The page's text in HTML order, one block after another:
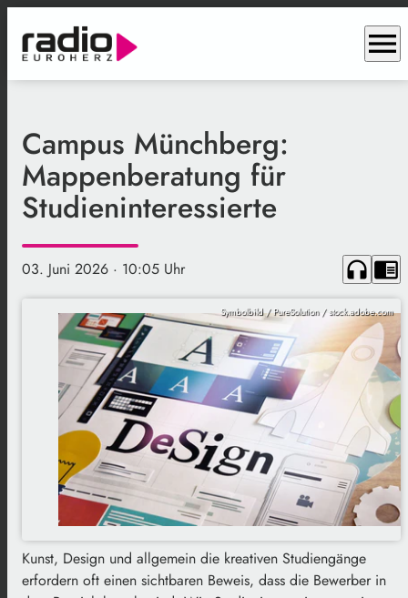
menu
Campus Münchberg:
Mappenberatung für
Studieninteressierte
03. Juni 2026 · 10:05 Uhr headphones chrome_reader_mode
Symbolbild / PureSolution / stock.adobe.com
Kunst, Design und allgemein die kreativen Studiengänge
erfordern oft einen sichtbaren Beweis, dass die Bewerber in